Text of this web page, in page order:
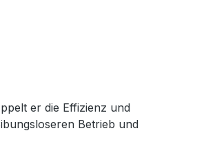
er die Effizienz und
Betrieb und